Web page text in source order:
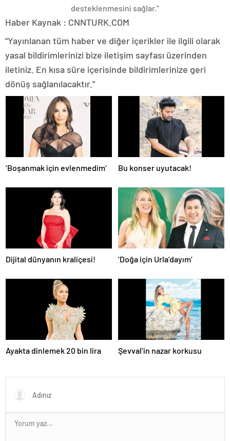
desteklenmesini sağlar.”
Haber Kaynak : CNNTURK.COM
“Yayınlanan tüm haber ve diğer içerikler ile ilgili olarak
yasal bildirimlerinizi bize iletişim sayfası üzerinden
iletiniz. En kısa süre içerisinde bildirimlerinize geri
dönüş sağlanılacaktır.”
‘Boşanmak için evlenmedim’ Bu konser uyutacak!
Dijital dünyanın kraliçesi! ‘Doğa için Urla’dayım’
Ayakta dinlemek 20 bin lira Şevval’in nazar korkusu